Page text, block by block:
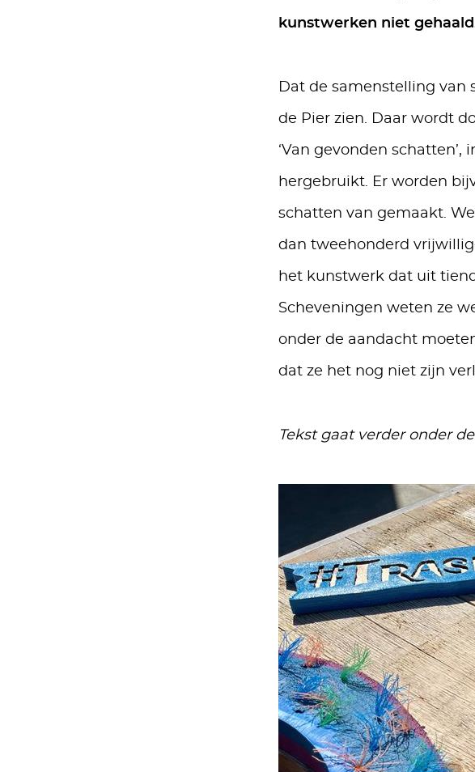
kunstwerken niet
Dat de samenstelling van
de Pier zien. Daar wordt
‘Van gevonden
hergebruikt. Er worden
schatten van gemaakt.
dan tweehonderd
het kunstwerk dat uit
Scheveningen weten ze
onder de aandacht
dat ze het nog niet zijn
Tekst gaat verder onder